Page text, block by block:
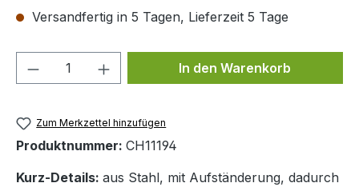
Versandfertig in 5 Tagen, Lieferzeit 5 Tage
Produkt Anzahl: Gib denIn den Warenkorb
Zum Merkzettel hinzufügen
Produktnummer: CH11194
Kurz-Details: aus Stahl, mit Aufständerung, dadurch